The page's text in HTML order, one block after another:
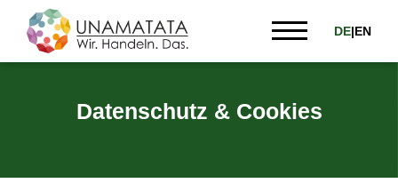
DE|EN
Datenschutz & Cookies